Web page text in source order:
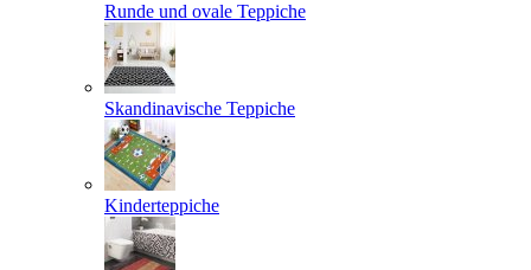
Runde und ovale Teppiche
Skandinavische Teppiche
Kinderteppiche